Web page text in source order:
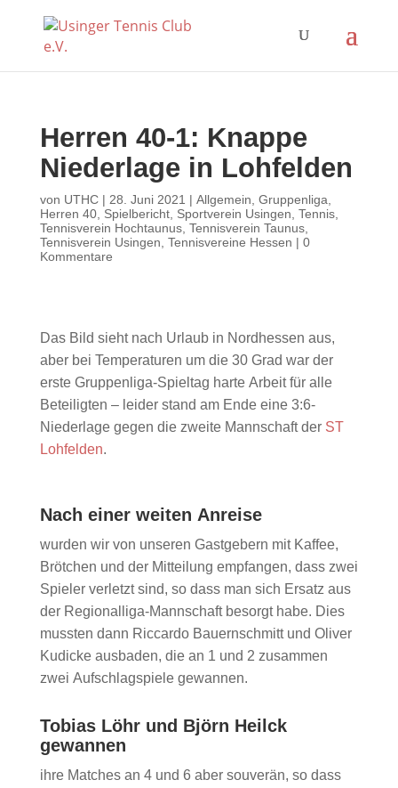
Herren 40-1: Knappe
Niederlage in Lohfelden
von UTHC| 28. Juni 2021 | Allgemein Gruppenliga
Herren 40, Spielbericht, Sportverein Usingen Tennis,
Tennisverein Hochtaunus, Tennisverein Taunus,
Tennisverein Usingen Tennisvereine Hessen | 0
Kommentare
Das Bild sieht nach Urlaub in Nordhessen aus,
aber bei Temperaturen um die 30 Grad war der
erste Gruppenliga-Spieltag harte Arbeit für alle
Beteiligten – leider stand am Ende eine 3:6-
Niederlage gegen die zweite Mannschaft der ST
Lohfelden.
Nach einer weiten Anreise
wurden wir von unseren Gastgebern mit Kaffee,
Brötchen und der Mitteilung empfangen, dass zwei
Spieler verletzt sind, so dass man sich Ersatz aus
der Regionalliga-Mannschaft besorgt habe. Dies
mussten dann Riccardo Bauernschmitt und Oliver
Kudicke ausbaden, die an 1 und 2 zusammen
zwei Aufschlagspiele gewannen.
Tobias Löhr und Björn Heilck
gewannen
ihre Matches an 4 und 6 aber souverän, so dass